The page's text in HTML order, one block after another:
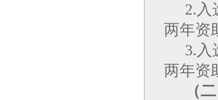
2.
两年资
3.
两年资
（